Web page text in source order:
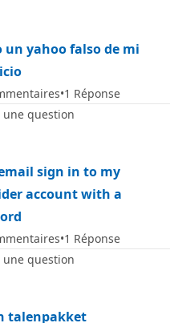
yahoo falso de mi
1 Réponse
une question
sign in to my
account with a
1 Réponse
une question
talenpakket